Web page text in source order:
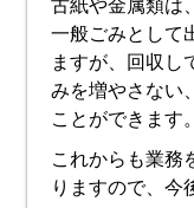
古紙や金属類は
一般ごみとして
ますが、回収し
みを増やさない
ことができます。
これからも業務
りますので、今